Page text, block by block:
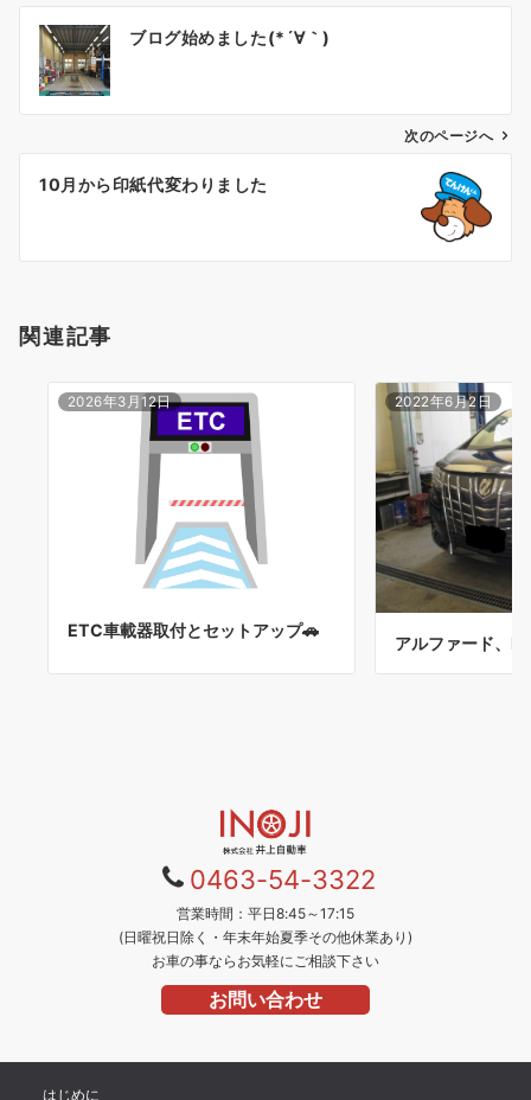
ビ
ン
ブログ始めました(*´∀｀)
次のページへ
10月から印紙代変わりました
関連記事
2026年3月12日
ETC車載器取付とセットアップ🚗
2022年6月2日
アルファード、
0463-54-3322
営業時間：平日8:45～17:15
(日曜祝日除く・年末年始夏季その他休業あり)
お車の事ならお気軽にご相談下さい
お問い合わせ
はじめに